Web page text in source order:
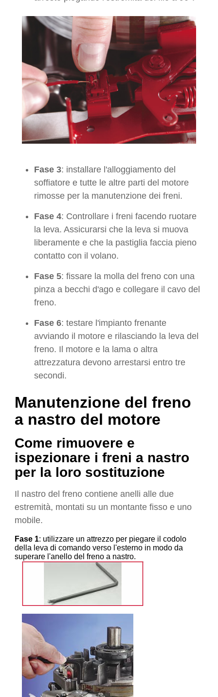
Fase 3: installare l'alloggiamento del
soffiatore e tutte le altre parti del motore
rimosse per la manutenzione dei freni.
Fase 4: Controllare i freni facendo ruotare
la leva. Assicurarsi che la leva si muova
liberamente e che la pastiglia faccia pieno
contatto con il volano.
Fase 5: fissare la molla del freno con una
pinza a becchi d'ago e collegare il cavo del
freno.
Fase 6: testare l'impianto frenante
avviando il motore e rilasciando la leva del
freno. Il motore e la lama o altra
attrezzatura devono arrestarsi entro tre
secondi.
Manutenzione del freno
a nastro del motore
Come rimuovere e
ispezionare i freni a nastro
per la loro sostituzione
Il nastro del freno contiene anelli alle due
estremità, montati su un montante fisso e uno
mobile.
Fase 1: utilizzare un attrezzo per piegare il codolo
della leva di comando verso l'esterno in modo da
superare l'anello del freno a nastro.